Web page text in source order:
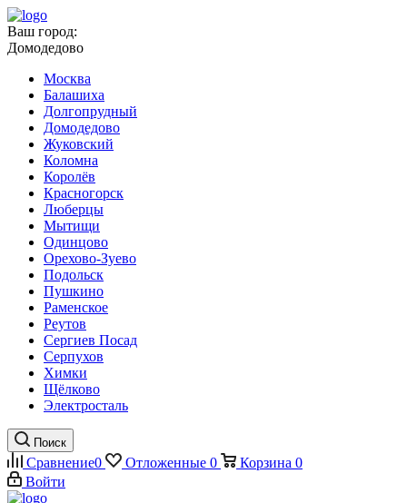
Ваш город:
Домодедово
Москва
Балашиха
Долгопрудный
Домодедово
Жуковский
Коломна
Королёв
Красногорск
Люберцы
Мытищи
Одинцово
Орехово-Зуево
Подольск
Пушкино
Раменское
Реутов
Сергиев Посад
Серпухов
Химки
Щёлково
Электросталь
Поиск
Сравнение0 Отложенные 0 Корзина 0
Войти